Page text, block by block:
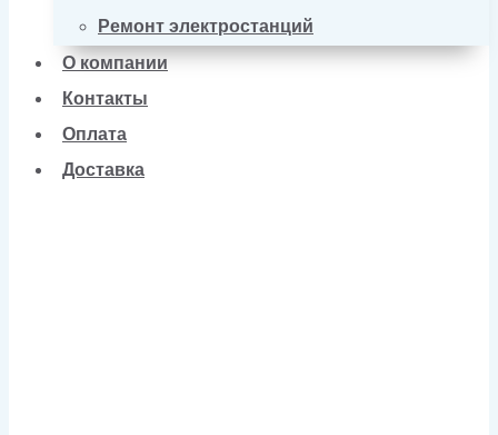
Ремонт электростанций
О компании
Контакты
Оплата
Доставка